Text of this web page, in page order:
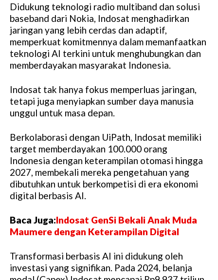
Didukung teknologi radio multiband dan solusi
baseband dari Nokia, Indosat menghadirkan
jaringan yang lebih cerdas dan adaptif,
memperkuat komitmennya dalam memanfaatkan
teknologi AI terkini untuk menghubungkan dan
memberdayakan masyarakat Indonesia.
Indosat tak hanya fokus memperluas jaringan,
tetapi juga menyiapkan sumber daya manusia
unggul untuk masa depan.
Berkolaborasi dengan UiPath, Indosat memiliki
target memberdayakan 100.000 orang
Indonesia dengan keterampilan otomasi hingga
2027, membekali mereka pengetahuan yang
dibutuhkan untuk berkompetisi di era ekonomi
digital berbasis AI.
Baca Juga:Indosat GenSi Bekali Anak Muda
Maumere dengan Keterampilan Digital
Transformasi berbasis AI ini didukung oleh
investasi yang signifikan. Pada 2024, belanja